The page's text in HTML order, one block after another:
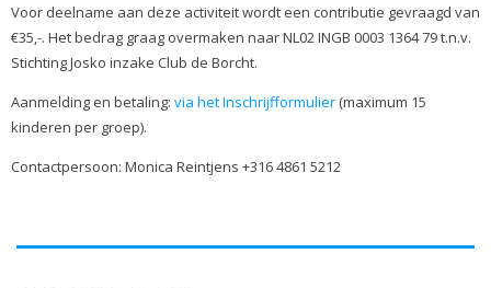
Voor deelname aan deze activiteit wordt een contributie gevraagd van
€35,-. Het bedrag graag overmaken naar NL02 INGB 0003 1364 79 t.n.v.
Stichting Josko inzake Club de Borcht.
Aanmelding en betaling: via het Inschrijfformulier (maximum 15
kinderen per groep).
Contactpersoon: Monica Reintjens +316 4861 5212